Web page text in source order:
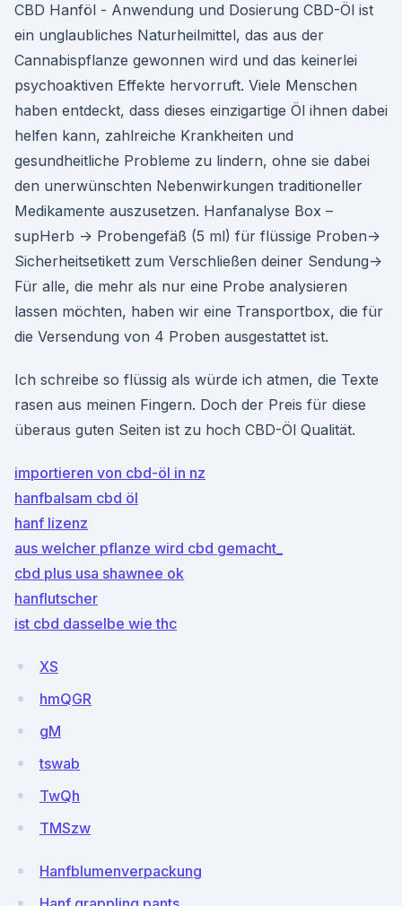
CBD Hanföl - Anwendung und Dosierung CBD-Öl ist
ein unglaubliches Naturheilmittel, das aus der
Cannabispflanze gewonnen wird und das keinerlei
psychoaktiven Effekte hervorruft. Viele Menschen
haben entdeckt, dass dieses einzigartige Öl ihnen dabei
helfen kann, zahlreiche Krankheiten und
gesundheitliche Probleme zu lindern, ohne sie dabei
den unerwünschten Nebenwirkungen traditioneller
Medikamente auszusetzen. Hanfanalyse Box –
supHerb -> Probengefäß (5 ml) für flüssige Proben->
Sicherheitsetikett zum Verschließen deiner Sendung->
Für alle, die mehr als nur eine Probe analysieren
lassen möchten, haben wir eine Transportbox, die für
die Versendung von 4 Proben ausgestattet ist.
Ich schreibe so flüssig als würde ich atmen, die Texte
rasen aus meinen Fingern. Doch der Preis für diese
überaus guten Seiten ist zu hoch CBD-Öl Qualität.
importieren von cbd-öl in nz
hanfbalsam cbd öl
hanf lizenz
aus welcher pflanze wird cbd gemacht_
cbd plus usa shawnee ok
hanflutscher
ist cbd dasselbe wie thc
XS
hmQGR
gM
tswab
TwQh
TMSzw
Hanfblumenverpackung